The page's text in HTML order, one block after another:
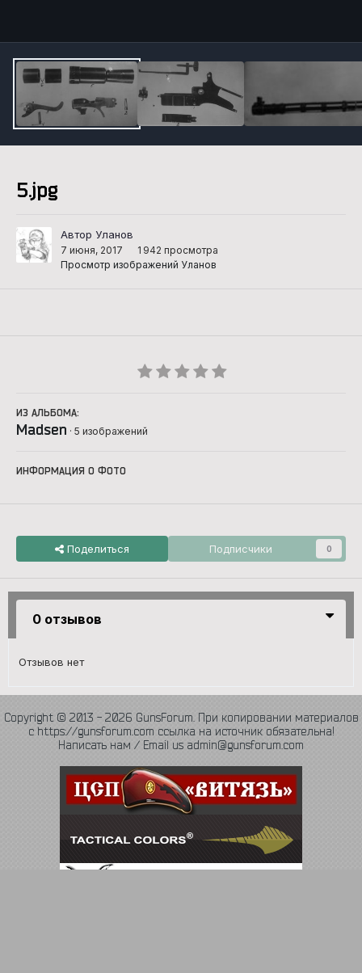
5.jpg
Автор Уланов
7 июня, 2017
1 942 просмотра
Просмотр изображений Уланов
ИЗ АЛЬБОМА:
Madsen · 5 изображений
ИНФОРМАЦИЯ О ФОТО
Поделиться Подписчики 0
0 отзывов
Отзывов нет
Copyright © 2013 - 2026 GunsForum. При копировании материалов
с https://gunsforum.com ссылка на источник обязательна!
Написать нам / Email us admin@gunsforum.com